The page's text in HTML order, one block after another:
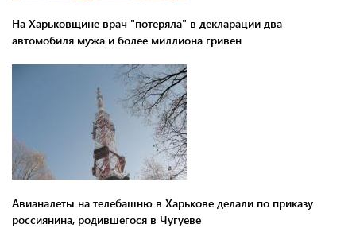
На Харьковщине врач "потеряла" в декларации два
автомобиля мужа и более миллиона гривен
Авианалеты на телебашню в Харькове делали по приказу
россиянина, родившегося в Чугуеве